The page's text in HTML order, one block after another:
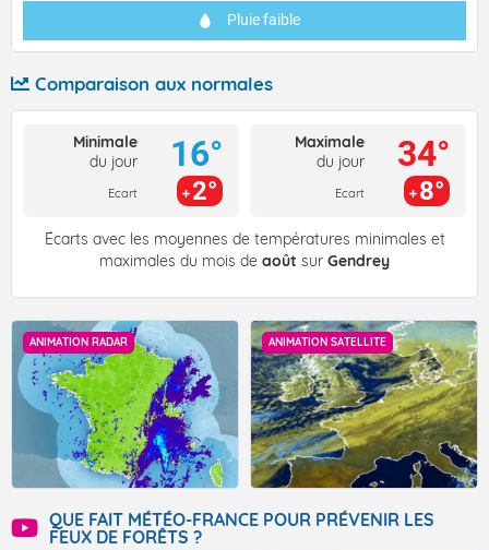
Pluie faible
Comparaison aux normales
Minimale
du jour
Ecart
16°
2°
Maximale
du jour
Ecart
34°
8°
Écarts avec les moyennes de températures minimales et
maximales du mois de août sur Gendrey
ANIMATION RADAR ANIMATION SATELLITE
QUE FAIT MÉTÉO-FRANCE POUR PRÉVENIR LES
FEUX DE FORÊTS ?